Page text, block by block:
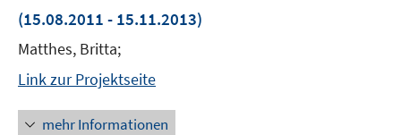
(15.08.2011 - 15.11.2013)
Matthes, Britta;
Link zur Projektseite
mehr Informationen